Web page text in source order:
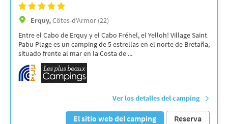
Erquy,Côtes-d'Armor (22)
Entre el Cabo de Erquy y el Cabo Fréhel, el Yelloh! Village Saint
Pabu Plage es un camping de 5 estrellas en el norte de Bretaña,
situado frente al mar en la Costa de ...
Ver los detalles del camping
El sitio web del camping Reserva